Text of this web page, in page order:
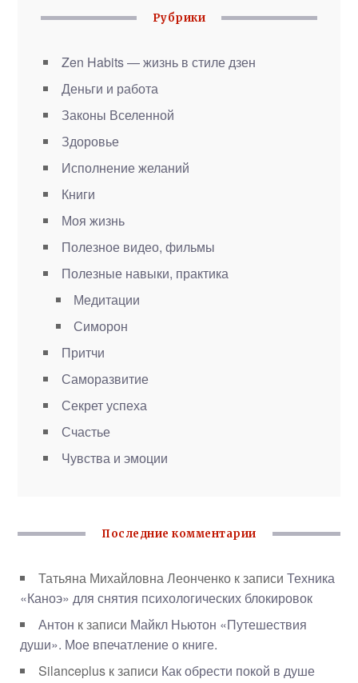
Рубрики
Zen Habits — жизнь в стиле дзен
Деньги и работа
Законы Вселенной
Здоровье
Исполнение желаний
Книги
Моя жизнь
Полезное видео, фильмы
Полезные навыки, практика
Медитации
Симорон
Притчи
Саморазвитие
Секрет успеха
Счастье
Чувства и эмоции
Последние комментарии
Татьяна Михайловна Леонченко к записиТехника
«Каноэ» для снятия психологических блокировок
Антон к записи Майкл Ньютон «Путешествия
души». Мое впечатление о книге.
Silanceplus к записи Как обрести покой в душе